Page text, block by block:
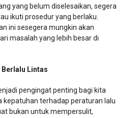
yang belum diselesaikan, segera
ikuti prosedur yang berlaku.
ini sesegera mungkin akan
masalah yang lebih besar di
Berlalu Lintas
pengingat penting bagi kita
kepatuhan terhadap peraturan lalu
bukan untuk mempersulit,